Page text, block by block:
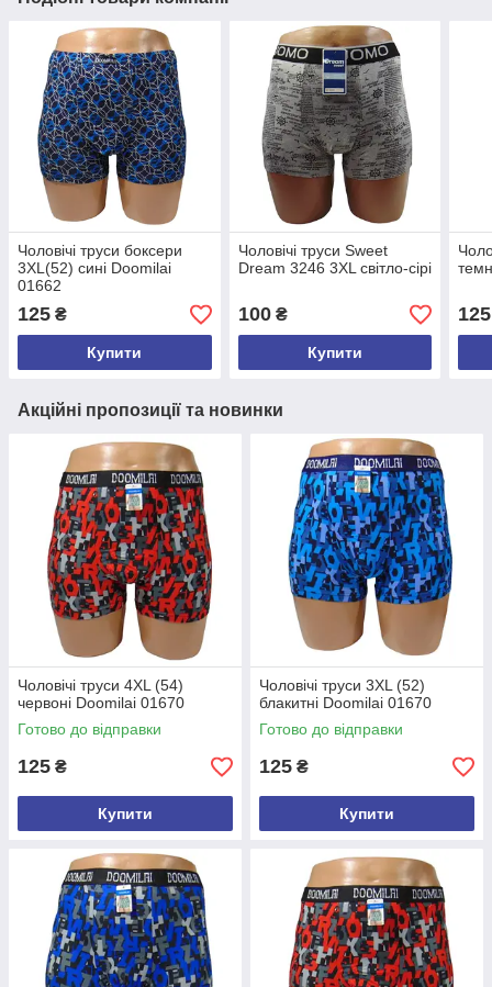
Чоловічі труси боксери
3XL(52) сині Doomilai
01662
125 ₴
Купити
Чоловічі труси Sweet
Dream 3246 3XL світло-сірі
100₴
Купити
125
Акційні пропозиції та новинки
Чоловічі труси 4XL (54)
червоні Doomilai 01670
Готово до відправки
125 ₴
Купити
Чоловічі труси 3XL (52)
блакитні Doomilai 01670
Готово до відправки
125 ₴
Купити